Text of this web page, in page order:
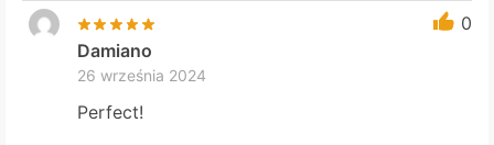
0
Damiano
26 września 2024
Perfect!